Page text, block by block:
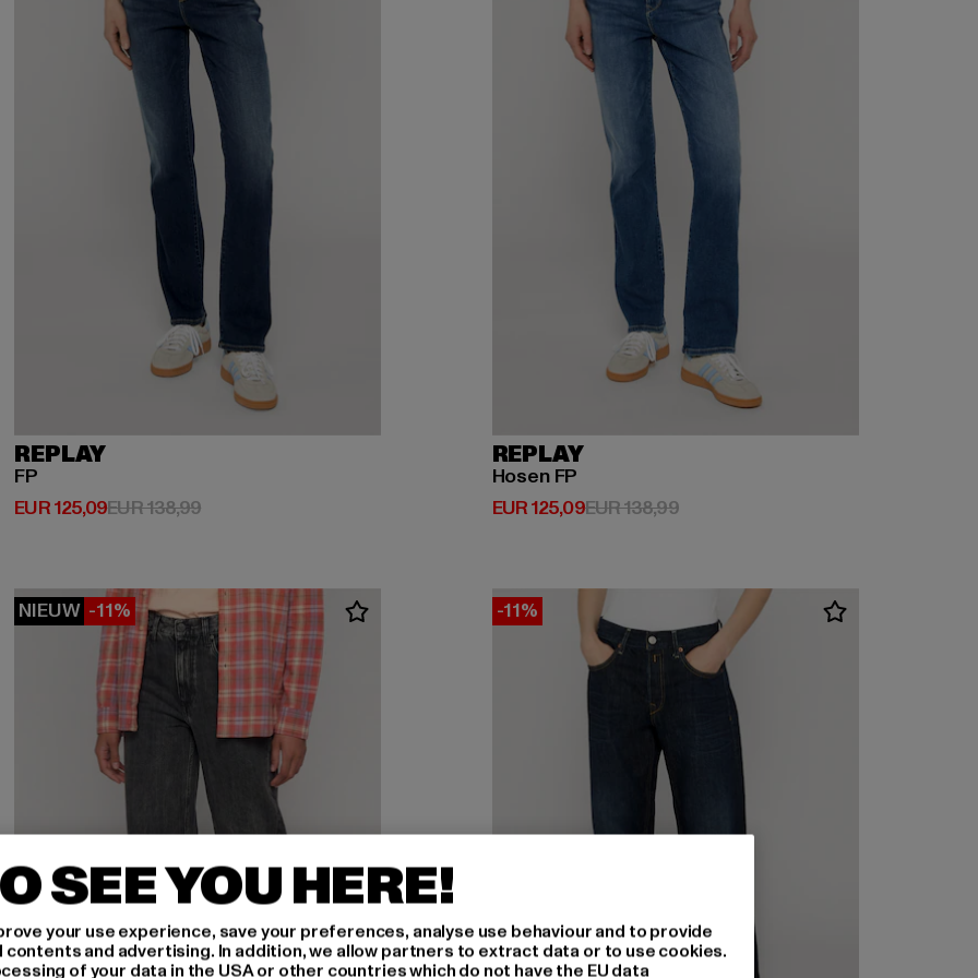
REPLAY
FP
EUR 125,09
Huidige prijs: EUR 125,09
EUR 138,99Actieprijs: EUR 138,99
REPLAY
Hosen FP
EUR 125,09
Huidige prijs: EUR 125,09
EUR 138,99Actieprijs: EUR 138,99
NIEUW -11% -11%
SEE YOU HERE!
your use experience, save your preferences, analyse use behaviour and to provide
and advertising. In addition, we allow partners to extract data or to use cookies.
of your data in the USA or other countries which do not have the EU data